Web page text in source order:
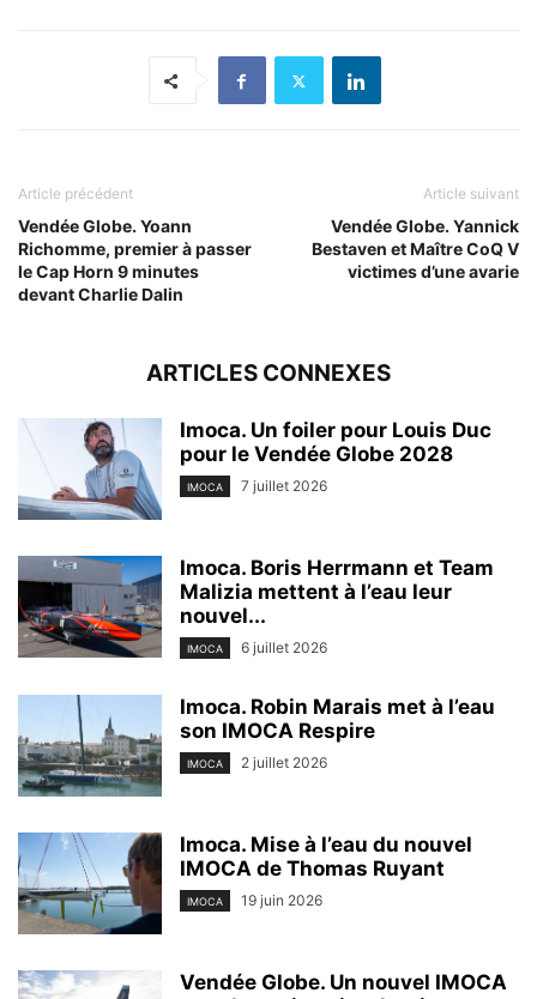
Article précédent
Vendée Globe. Yoann
Richomme, premier à passer
le Cap Horn 9 minutes
devant Charlie Dalin
Article suivant
Vendée Globe. Yannick
Bestaven et Maître CoQ V
victimes d’une avarie
ARTICLES CONNEXES
Imoca. Un foiler pour Louis Duc
pour le Vendée Globe 2028
IMOCA 7 juillet 2026
Imoca. Boris Herrmann et Team
Malizia mettent à l’eau leur
nouvel...
IMOCA 6 juillet 2026
Imoca. Robin Marais met à l’eau
son IMOCA Respire
IMOCA 2 juillet 2026
Imoca. Mise à l’eau du nouvel
IMOCA de Thomas Ruyant
IMOCA 19 juin 2026
Vendée Globe. Un nouvel IMOCA